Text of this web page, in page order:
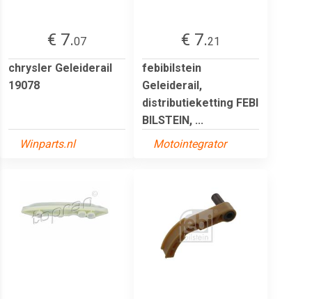
€ 7.07
chrysler Geleiderail
19078
Winparts.nl
€ 7.21
febibilstein
Geleiderail,
distributieketting FEBI
BILSTEIN, ...
Motointegrator